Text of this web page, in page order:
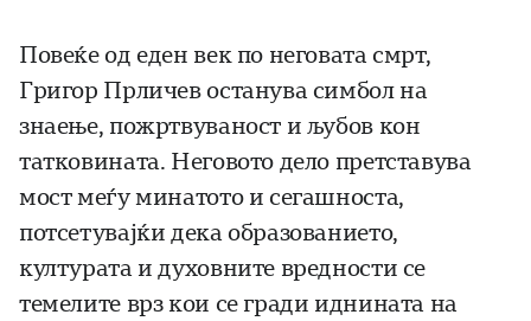
Повеќе од еден век по неговата смрт,
Григор Прличев останува симбол на
знаење, пожртвуваност и љубов кон
татковината. Неговото дело претставува
мост меѓу минатото и сегашноста,
потсетувајќи дека образованието,
културата и духовните вредности се
темелите врз кои се гради иднината на